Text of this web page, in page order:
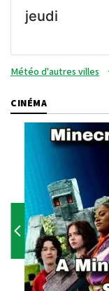
jeudi
Météo d'autres villes
CINÉMA